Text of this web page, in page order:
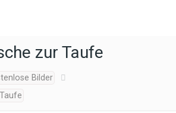
zur Taufe
Bilder